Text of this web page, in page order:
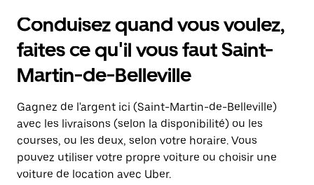
Conduisez quand vous voulez,
faites ce qu'il vous faut Saint-
Martin-de-Belleville
Gagnez de l'argent ici (Saint-Martin-de-Belleville)
avec les livraisons (selon la disponibilité) ou les
courses, ou les deux, selon votre horaire. Vous
pouvez utiliser votre propre voiture ou choisir une
voiture de location avec Uber.